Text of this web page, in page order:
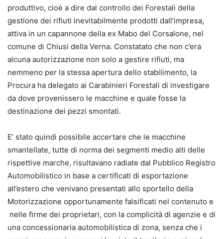
produttivo, cioè a dire dal controllo dei Forestali della
gestione dei rifiuti inevitabilmente prodotti dall’impresa,
attiva in un capannone della ex Mabo del Corsalone, nel
comune di Chiusi della Verna. Constatato che non c’era
alcuna autorizzazione non solo a gestire rifiuti, ma
nemmeno per la stessa apertura dello stabilimento, la
Procura ha delegato ai Carabinieri Forestali di investigare
da dove provenissero le macchine e quale fosse la
destinazione dei pezzi smontati.
E’ stato quindi possibile accertare che le macchine
smantellate, tutte di norma dei segmenti medio alti delle
rispettive marche, risultavano radiate dal Pubblico Registro
Automobilistico in base a certificati di esportazione
all’estero che venivano presentati allo sportello della
Motorizzazione opportunamente falsificati nel contenuto e
nelle firme dei proprietari, con la complicità di agenzie e di
una concessionaria automobilistica di zona, senza che i